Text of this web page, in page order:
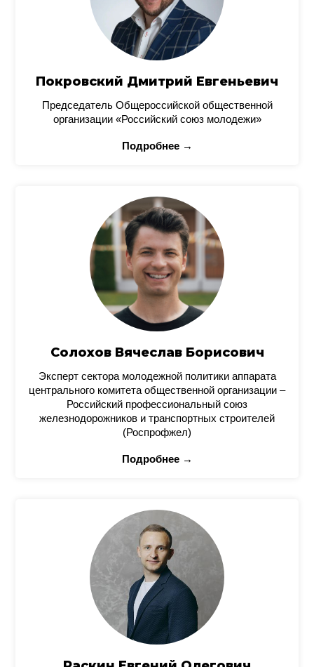
Покровский Дмитрий Евгеньевич
Председатель Общероссийской общественной
организации «Российский союз молодежи»
Подробнее →
Солохов Вячеслав Борисович
Эксперт сектора молодежной политики аппарата
центрального комитета общественной организации –
Российский профессиональный союз
железнодорожников и транспортных строителей
(Роспрофжел)
Подробнее →